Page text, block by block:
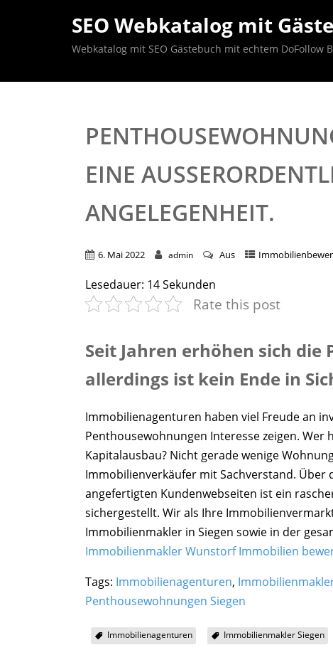
SEO Webkatalog mit
Webkatalog mit SEO Gästebuch mit echtem
EINE
NGELEGENHEIT.
6. Mai 2022 admin Aus
Lesedauer: 14Sekunden
Rate this post
Seit Jahren erhöhen sich
allerdings ist kein Ende in
Immobilienagenturen haben viel Freude an
Penthousewohnungen Interesse zeigen. Wer
Kapitalausbau? Nicht gerade wenige
Immobilienverkäufer mit Sachverstand. Über
angefertigten Kundenwebseiten ist ein
sichergestellt. Wir als Ihre
Immobilienmakler in Siegen sowie in der
Immobilienmakler Wunstorf Immobilien
Tags: Immobilienagenturen,
Penthousewohnungen Siegen
Immobilienagenturen Immobilienmakler Siegen